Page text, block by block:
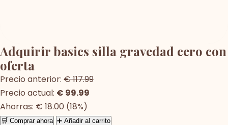
Adquirir basics silla gravedad cero con
oferta
Precio anterior: € 117.99
Precio actual: € 99.99
Ahorras: € 18.00 (18%)
🛒 Comprar ahora ➕ Añadir al carrito